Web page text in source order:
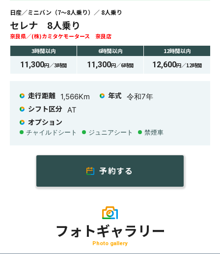
日産 ミニバン（7〜8人乗り） 8人乗り
セレナ 8人乗り
奈良県
(株)カミタケモータース 奈良店
3時間以内
11,300円／3時間
6時間以内
11,300円／6時間
12時間以内
12,600円／12時間
走行距離 1,566Km 年式 令和7年
シフト区分 AT
オプション
チャイルドシート ジュニアシート 禁煙車
予約する
フォトギャラリー
Photo gallery